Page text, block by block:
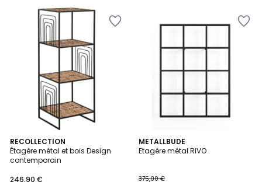
RECOLLECTION
Étagère métal et bois Design
contemporain
246,90 €
METALLBUDE
Etagère métal RIVO
375,00 €
3
Couleurs